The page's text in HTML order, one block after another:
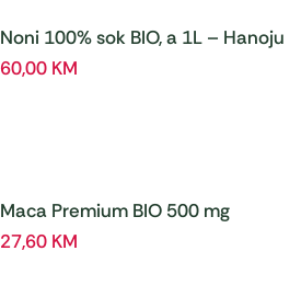
Noni 100% sok BIO, a 1L – Hanoju
60,00 KM
Maca Premium BIO 500 mg
tablete, a180 tbl – Hanoju
27,60 KM